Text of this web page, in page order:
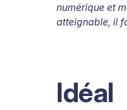
numérique et
atteignable, il
Idéal